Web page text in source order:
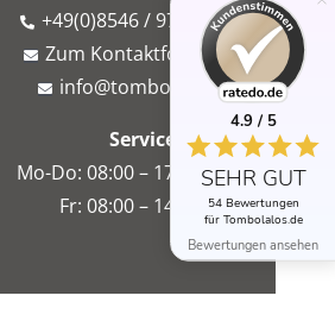
+49(0)8546 / 975 766 7
Zum Kontaktformular
info@tombolalos.de
Servicezeiten:
Mo-Do: 08:00 – 17:00 Uhr
Fr: 08:00 – 14:00 Uhr
4.9 / 5
SEHR GUT
54 Bewertungen
für Tombolalos.de
Bewertungen ansehen